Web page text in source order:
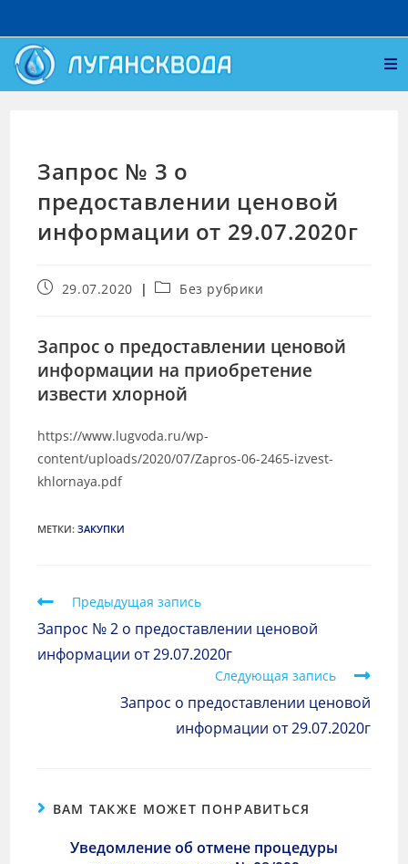
Запрос № 3 о
предоставлении ценовой
информации от 29.07.2020г
29.07.2020 Без рубрики
Запрос о предоставлении ценовой
информации на приобретение
извести хлорной
https://www.lugvoda.ru/wp-
content/uploads/2020/07/Zapros-06-2465-izvest-
khlornaya.pdf
МЕТКИ:ЗАКУПКИ
Предыдущая запись
Запрос № 2 о предоставлении ценовой
информации от 29.07.2020г
Следующая запись
Запрос о предоставлении ценовой
информации от 29.07.2020г
ВАМ ТАКЖЕ МОЖЕТ ПОНРАВИТЬСЯ
Уведомление об отмене процедуры